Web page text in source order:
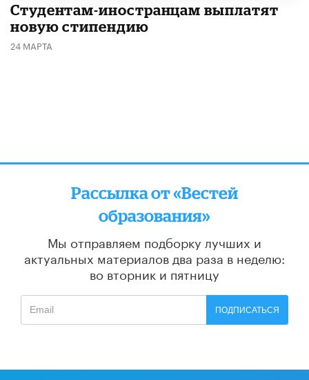
Студентам-иностранцам выплатят
новую стипендию
24 МАРТА
Рассылка от «Вестей
образования»
Мы отправляем подборку лучших и
актуальных материалов два раза в неделю:
во вторник и пятницу
ПОДПИСАТЬСЯ